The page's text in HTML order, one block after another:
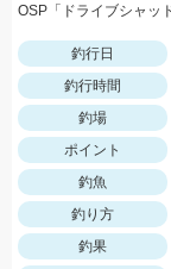
OSP「ドライブシャッ
釣行日
釣行時間
釣場
ポイント
釣魚
釣り方
釣果